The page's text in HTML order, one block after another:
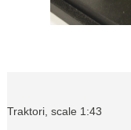
Traktori, scale 1:43